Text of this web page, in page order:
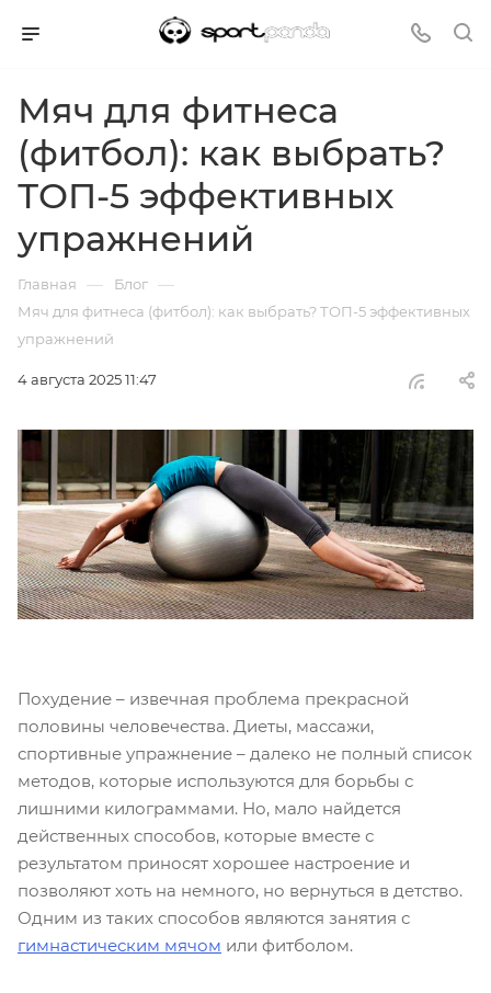
Мяч для фитнеса
(фитбол): как выбрать?
ТОП-5 эффективных
упражнений
Главная — Блог —
Мяч для фитнеса (фитбол): как выбрать? ТОП-5 эффективных
упражнений
4 августа 2025 11:47
Похудение – извечная проблема прекрасной
половины человечества. Диеты, массажи,
спортивные упражнение – далеко не полный список
методов, которые используются для борьбы с
лишними килограммами. Но, мало найдется
действенных способов, которые вместе с
результатом приносят хорошее настроение и
позволяют хоть на немного, но вернуться в детство.
Одним из таких способов являются занятия с
гимнастическим мячом или фитболом.